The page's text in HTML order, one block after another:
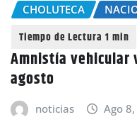
CHOLUTECA
Amnistía vehicular
agosto
noticias Ago